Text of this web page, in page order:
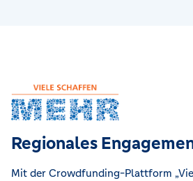
Regionales
Mit der Crowdfunding-Plattform